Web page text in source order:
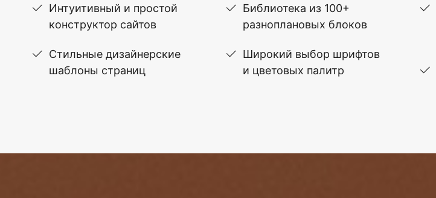
Интуитивный и простой
конструктор сайтов
Стильные дизайнерские
шаблоны страниц
Библиотека из 100+
разноплановых блоков
Широкий выбор шрифтов
и цветовых палитр